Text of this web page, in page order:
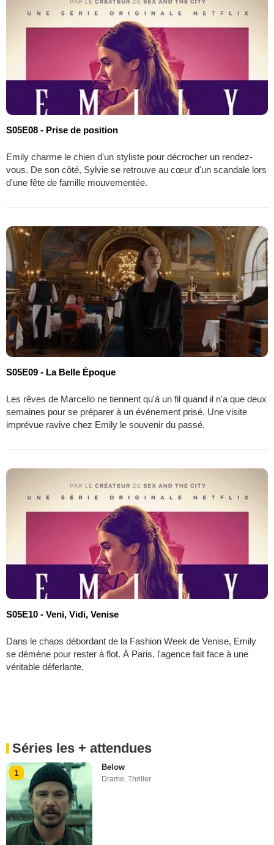
S05E08 - Prise de position
Emily charme le chien d'un styliste pour décrocher un rendez-
vous. De son côté, Sylvie se retrouve au cœur d'un scandale lors
d'une fête de famille mouvementée.
S05E09 - La Belle Époque
Les rêves de Marcello ne tiennent qu'à un fil quand il n'a que deux
semaines pour se préparer à un événement prisé. Une visite
imprévue ravive chez Emily le souvenir du passé.
S05E10 - Veni, Vidi, Venise
Dans le chaos débordant de la Fashion Week de Venise, Emily
se démène pour rester à flot. À Paris, l'agence fait face à une
véritable déferlante.
Séries les + attendues
1
Below
Drame ,Thriller